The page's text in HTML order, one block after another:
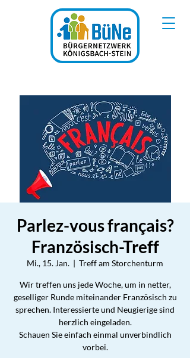
Parlez-vous français?
Französisch-Treff
Mi., 15. Jan.
  |
Treff am Storchenturm
Wir treffen uns jede Woche, um in netter,
geselliger Runde miteinander Französisch zu
sprechen. Interessierte und Neugierige sind
herzlich eingeladen.
Schauen Sie einfach einmal unverbindlich
vorbei.